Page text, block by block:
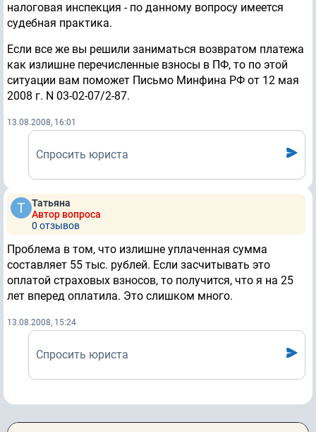
налоговая инспекция - по данному вопросу имеется
судебная практика.
Если все же вы решили заниматься возвратом платежа
как излишне перечисленные взносы в ПФ, то по этой
ситуации вам поможет Письмо Минфина РФ от 12 мая
2008 г. N 03-02-07/2-87.
13.08.2008, 16:01
Спросить юриста
Татьяна
Автор вопроса
0 отзывов
Проблема в том, что излишне уплаченная сумма
составляет 55 тыс. рублей. Если засчитывать это
оплатой страховых взносов, то получится, что я на 25
лет вперед оплатила. Это слишком много.
13.08.2008, 15:24
Спросить юриста